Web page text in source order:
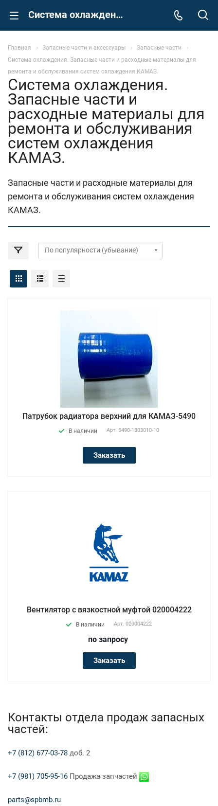
Система охлаждения. Запасные части и расходные материалы для ремонта и обслуживания систем охлаждения КАМАЗ.
Главная Запасные части и аксессуары
Запасные части
Система охлаждения. Запасные части и расходные материалы для
ремонта и обслуживания систем охлаждения КАМАЗ.
Система охлаждения.
Запасные части и
расходные материалы для
ремонта и обслуживания
систем охлаждения
КАМАЗ.
Запасные части и расходные материалы для
ремонта и обслуживания систем охлаждения
КАМАЗ.
Патрубок радиатора верхний для КАМАЗ-5490
В наличии Арт. 5490-1303010-10
Заказать
Вентилятор с вязкостной муфтой 020004222
В наличии Арт. 020004222
по запросу
Заказать
Контакты отдела продаж запасных
частей:
+7 (812) 677-03-78 доб. 2
+7 (981) 705-95-16 Продажа запчастей
parts@spbmb.ru